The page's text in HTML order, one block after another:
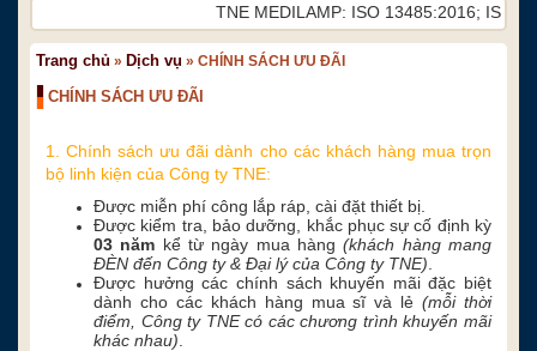
TNE MEDILAMP: ISO 13485:2016; ISO
Trang chủ » Dịch vụ » CHÍNH SÁCH ƯU ĐÃI
CHÍNH SÁCH ƯU ĐÃI
1. Chính sách ưu đãi dành cho các khách hàng mua trọn
bộ linh kiện của Công ty TNE:
Được miễn phí công lắp ráp, cài đặt thiết bị.
Được kiểm tra, bảo dưỡng, khắc phục sự cố định kỳ
03 năm kể từ ngày mua hàng(khách hàng mang
ĐÈN đến Công ty & Đại lý của Công ty TNE)
Được hưởng các chính sách khuyến mãi đặc biệt
dành cho các khách hàng mua sĩ và lẻ(mỗi thời
điểm, Công ty TNE có các chương trình khuyến mãi
khác nhau)